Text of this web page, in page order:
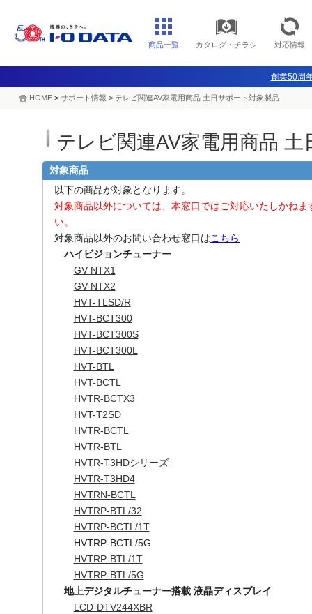
商品一覧 カタログ・チラシ 対応情報
創業50周
HOME > サポート情報 > テレビ関連AV家電用商品 土日サポート対象製品
テレビ関連AV家電用商品
対象商品
以下の商品が対象となります。
対象商品以外については、本窓口ではご対応いたしかねま
い。
対象商品以外のお問い合わせ窓口は こちら
ハイビジョンチューナー
GV-NTX1
GV-NTX2
HVT-TLSD/R
HVT-BCT300
HVT-BCT300S
HVT-BCT300L
HVT-BTL
HVT-BCTL
HVTR-BCTX3
HVT-T2SD
HVTR-BCTL
HVTR-BTL
HVTR-T3HDシリーズ
HVTR-T3HD4
HVTRN-BCTL
HVTRP-BTL/32
HVTRP-BCTL/1T
HVTRP-BCTL/5G
HVTRP-BTL/1T
HVTRP-BTL/5G
地上デジタルチューナー搭載 液晶ディスプレイ
LCD-DTV244XBR